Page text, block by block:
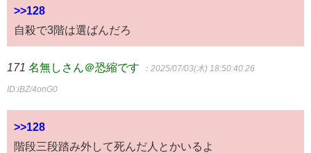
>>128
自殺で3階は選ばんだろ
171 名無しさん＠恐縮です ：2025/07/03(木) 18:50:40.26
ID:iBZ/4onG0
>>128
階段三段踏み外して死んだ人とかいるよ